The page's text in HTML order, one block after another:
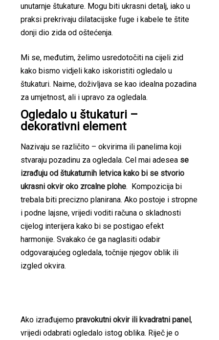
unutarnje štukature. Mogu biti ukrasni detalj, iako u
praksi prekrivaju dilatacijske fuge i kabele te štite
donji dio zida od oštećenja.
Mi se, međutim, želimo usredotočiti na cijeli zid
kako bismo vidjeli kako iskoristiti ogledalo u
štukaturi. Naime, doživljava se kao idealna pozadina
za umjetnost, ali i upravo za ogledala.
Ogledalo u štukaturi –
dekorativni element
Nazivaju se različito – okvirima ili panelima koji
stvaraju pozadinu za ogledala. Cel mai adesea se
izrađuju od štukaturnih letvica kako bi se stvorio
ukrasni okvir oko zrcalne plohe. Kompozicija bi
trebala biti precizno planirana. Ako postoje i stropne
i podne lajsne, vrijedi voditi računa o skladnosti
cijelog interijera kako bi se postigao efekt
harmonije. Svakako će ga naglasiti odabir
odgovarajućeg ogledala, točnije njegov oblik ili
izgled okvira.
Ako izrađujemopravokutni okvir ili kvadratni panel,
vrijedi odabrati ogledalo istog oblika. Riječ je o